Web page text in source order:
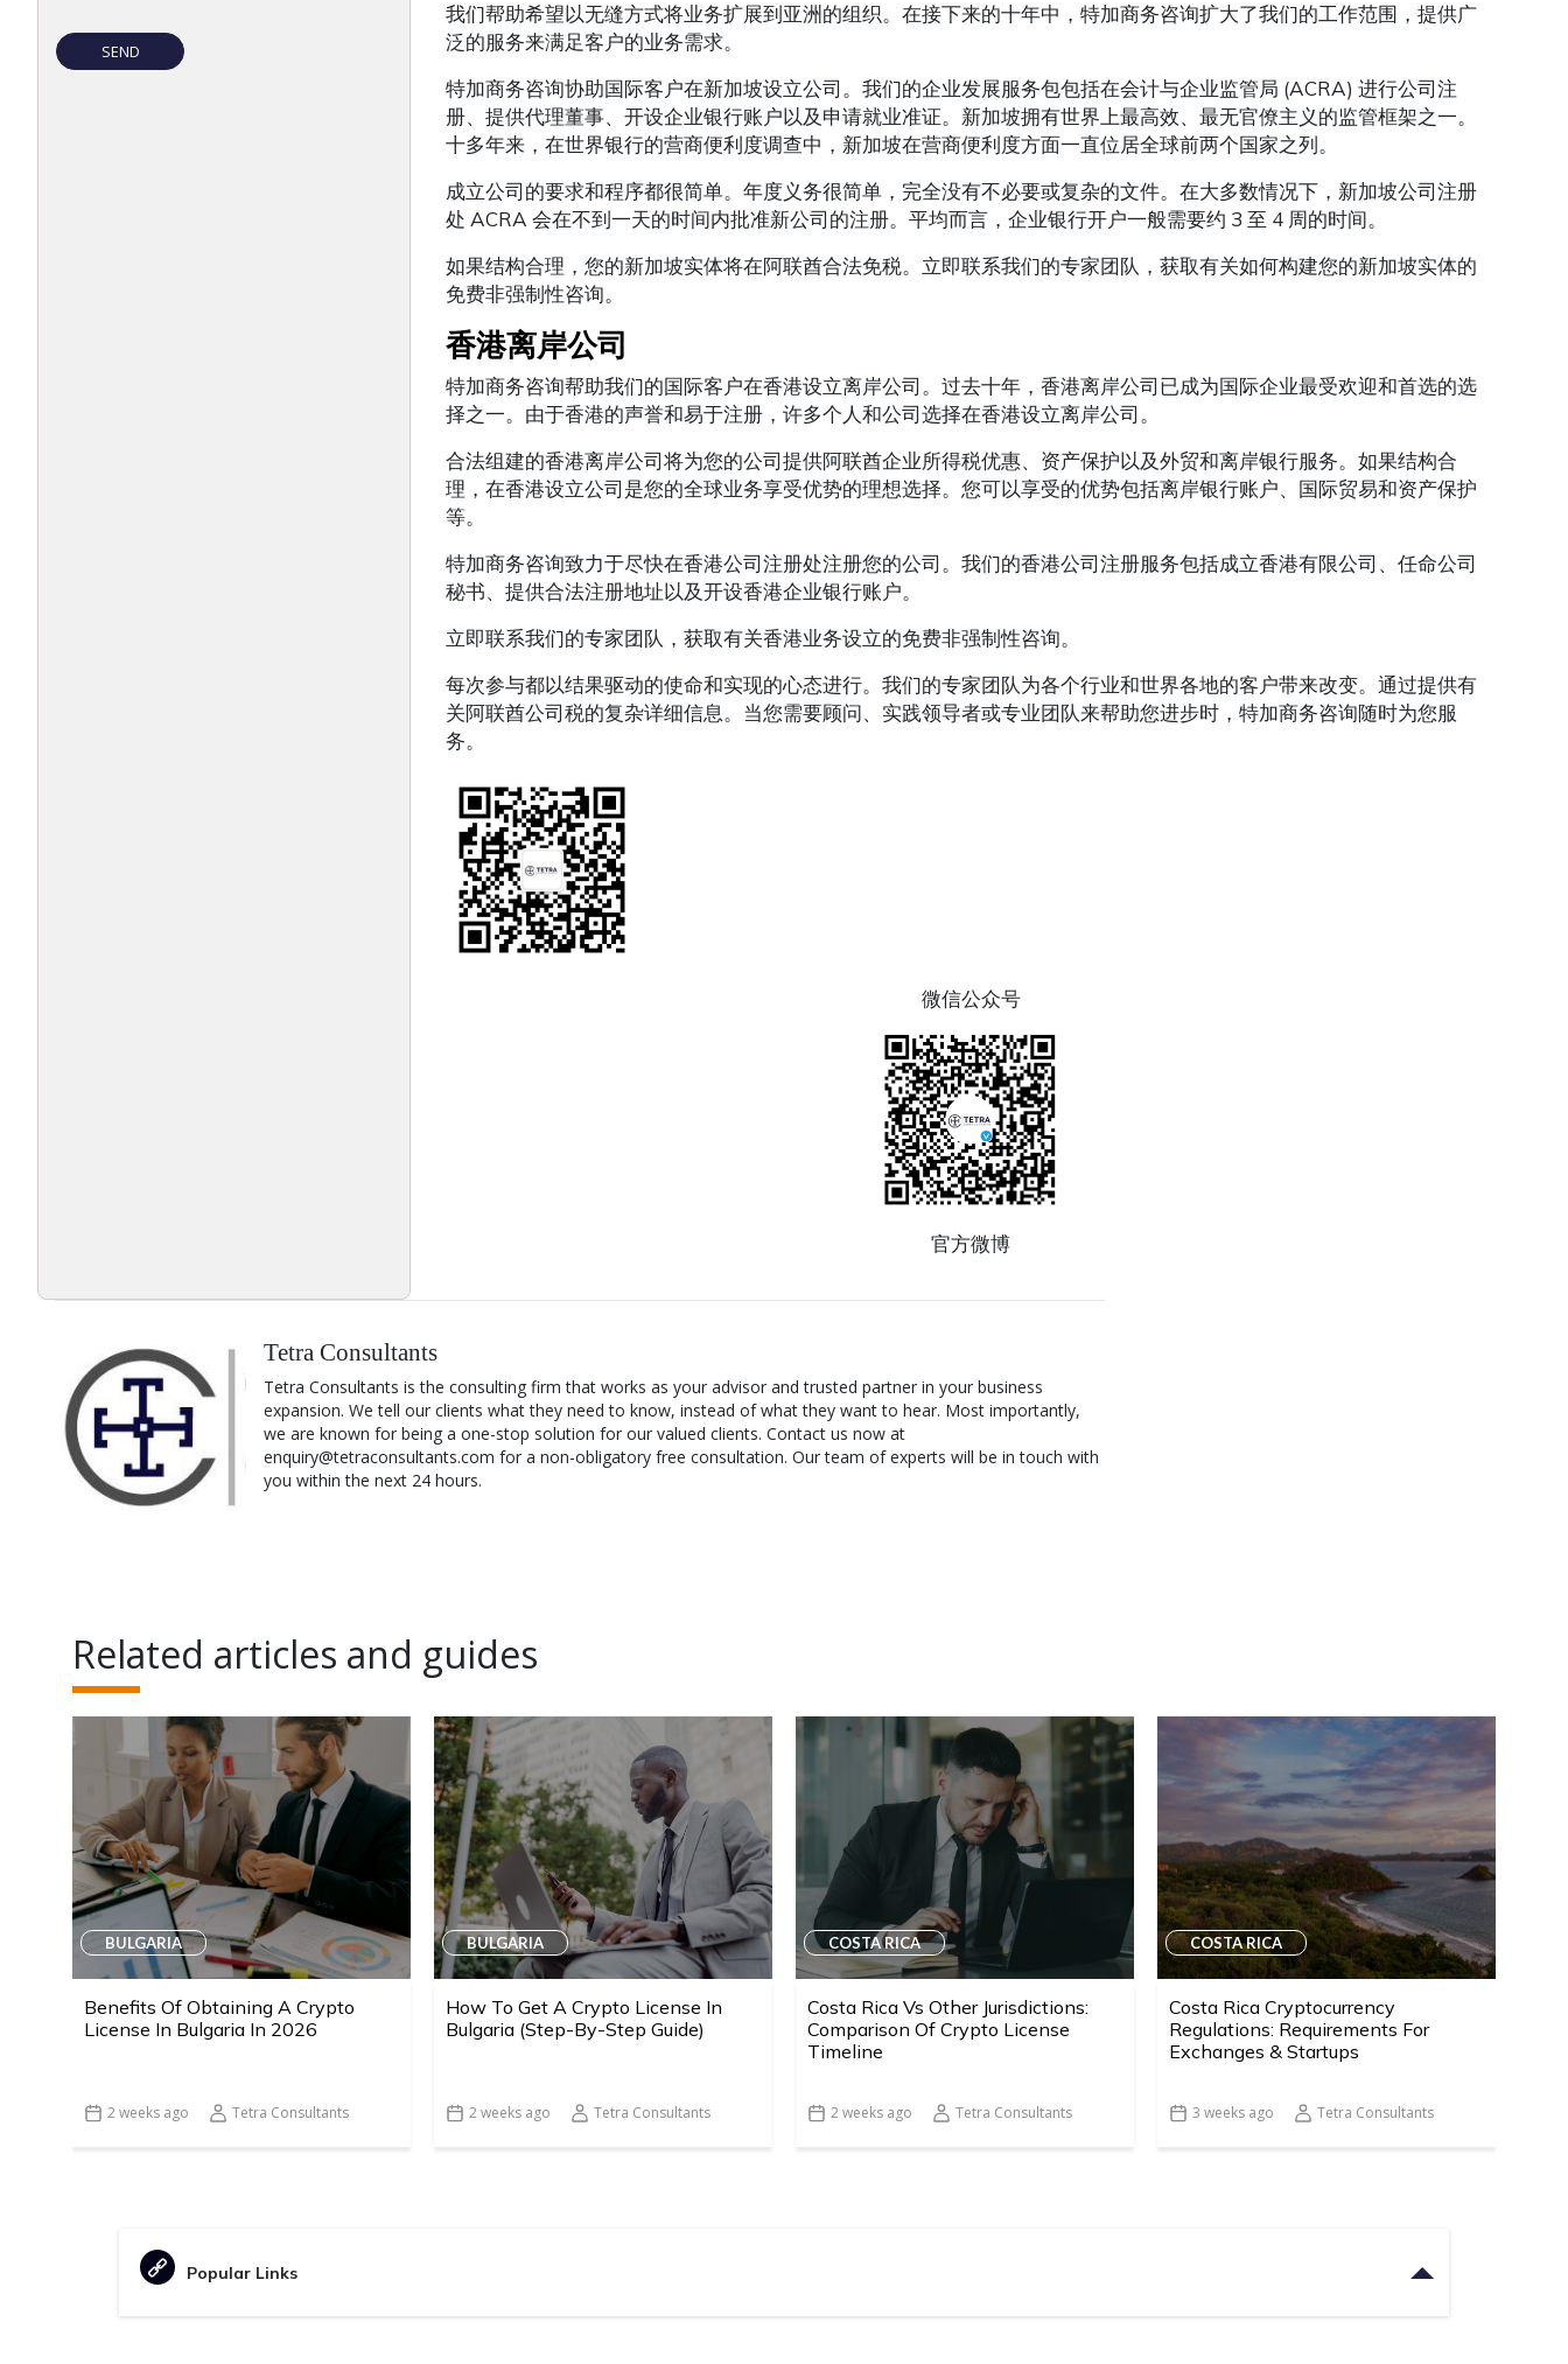
我们帮助希望以无缝方式将业务扩展到亚洲的组织。在接下来的十年中，特加商务咨询扩大了我们的工作范围，提供广
泛的服务来满足客户的业务需求。
特加商务咨询协助国际客户在新加坡设立公司。我们的企业发展服务包包括在会计与企业监管局 (ACRA) 进行公司注
册、提供代理董事、开设企业银行账户以及申请就业准证。新加坡拥有世界上最高效、最无官僚主义的监管框架之一。
十多年来，在世界银行的营商便利度调查中，新加坡在营商便利度方面一直位居全球前两个国家之列。
成立公司的要求和程序都很简单。年度义务很简单，完全没有不必要或复杂的文件。在大多数情况下，新加坡公司注册
处 ACRA 会在不到一天的时间内批准新公司的注册。平均而言，企业银行开户一般需要约 3 至 4 周的时间。
如果结构合理，您的新加坡实体将在阿联酋合法免税。立即联系我们的专家团队，获取有关如何构建您的新加坡实体的
免费非强制性咨询。
香港离岸公司
特加商务咨询帮助我们的国际客户在香港设立离岸公司。过去十年，香港离岸公司已成为国际企业最受欢迎和首选的选
择之一。由于香港的声誉和易于注册，许多个人和公司选择在香港设立离岸公司。
合法组建的香港离岸公司将为您的公司提供阿联酋企业所得税优惠、资产保护以及外贸和离岸银行服务。如果结构合
理，在香港设立公司是您的全球业务享受优势的理想选择。您可以享受的优势包括离岸银行账户、国际贸易和资产保护
等。
特加商务咨询致力于尽快在香港公司注册处注册您的公司。我们的香港公司注册服务包括成立香港有限公司、任命公司
秘书、提供合法注册地址以及开设香港企业银行账户。
立即联系我们的专家团队，获取有关香港业务设立的免费非强制性咨询。
每次参与都以结果驱动的使命和实现的心态进行。我们的专家团队为各个行业和世界各地的客户带来改变。通过提供有
关阿联酋公司税的复杂详细信息。当您需要顾问、实践领导者或专业团队来帮助您进步时，特加商务咨询随时为您服
务。
微信公众号
官方微博
Tetra Consultants
Tetra Consultants is the consulting firm that works as your advisor and trusted partner in your business
expansion. We tell our clients what they need to know, instead of what they want to hear. Most importantly,
we are known for being a one-stop solution for our valued clients. Contact us now at
enquiry@tetraconsultants.com for a non-obligatory free consultation. Our team of experts will be in touch with
you within the next 24 hours.
Related articles and guides
BULGARIA
Benefits Of Obtaining A Crypto
License In Bulgaria In 2026
2 weeks ago Tetra Consultants
BULGARIA
How To Get A Crypto License In
Bulgaria (Step-By-Step Guide)
2 weeks ago Tetra Consultants
COSTA RICA
Costa Rica Vs Other Jurisdictions:
Comparison Of Crypto License
Timeline
2 weeks ago Tetra Consultants
COSTA RICA
Costa Rica Cryptocurrency
Regulations: Requirements For
Exchanges & Startups
3 weeks ago Tetra Consultants
Popular Links